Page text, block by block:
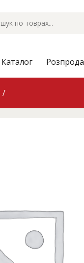
Каталог
/